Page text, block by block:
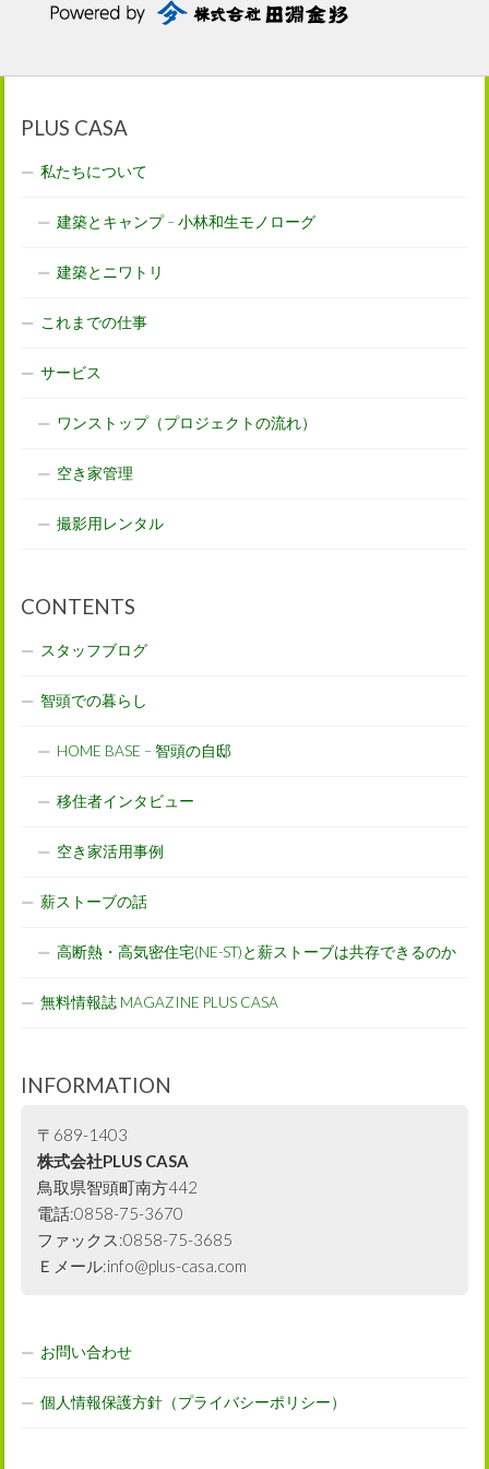
PLUS CASA
私たちについて
建築とキャンプ – 小林和生モノローグ
建築とニワトリ
これまでの仕事
サービス
ワンストップ（プロジェクトの流れ）
空き家管理
撮影用レンタル
CONTENTS
スタッフブログ
智頭での暮らし
HOME BASE – 智頭の自邸
移住者インタビュー
空き家活用事例
薪ストーブの話
高断熱・高気密住宅(NE-ST)と薪ストーブは共存できるのか
無料情報誌 MAGAZINE PLUS CASA
INFORMATION
〒689-1403
株式会社PLUS CASA
鳥取県智頭町南方442
電話:0858-75-3670
ファックス:0858-75-3685
Ｅメール:info@plus-casa.com
お問い合わせ
個人情報保護方針（プライバシーポリシー）